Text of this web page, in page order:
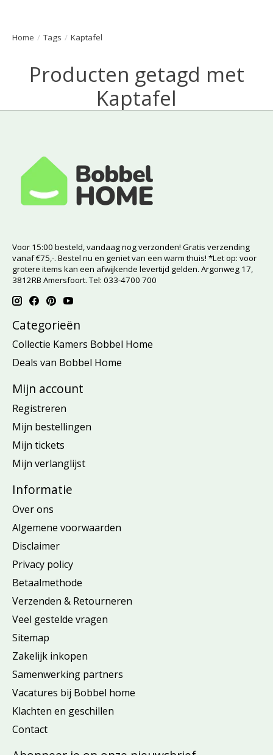
Home / Tags / Kaptafel
Producten getagd met
Kaptafel
Voor 15:00 besteld, vandaag nog verzonden! Gratis verzending
vanaf €75,-. Bestel nu en geniet van een warm thuis! *Let op: voor
grotere items kan een afwijkende levertijd gelden. Argonweg 17,
3812RB Amersfoort. Tel: 033-4700 700
Categorieën
Collectie Kamers Bobbel Home
Deals van Bobbel Home
Mijn account
Registreren
Mijn bestellingen
Mijn tickets
Mijn verlanglijst
Informatie
Over ons
Algemene voorwaarden
Disclaimer
Privacy policy
Betaalmethode
Verzenden & Retourneren
Veel gestelde vragen
Sitemap
Zakelijk inkopen
Samenwerking partners
Vacatures bij Bobbel home
Klachten en geschillen
Contact